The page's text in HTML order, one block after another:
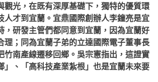
觀光，在既有深厚基礎下，獨特的優質環
人才到宜蘭。宜鼎國際創辦人李鐘亮是宜
，研發主管們都同意到宜蘭，因為宜蘭好
理；同為宜蘭子弟的立達國際電子董事長
竹南產線遷移回鄉。吳宗憲指出，這證實
」、「高科技產業紮根」也是宜蘭未來要